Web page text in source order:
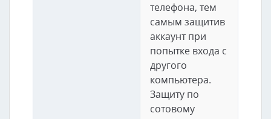
телефона, тем
самым защитив
аккаунт при
попытке входа с
другого
компьютера.
Защиту по
сотовому